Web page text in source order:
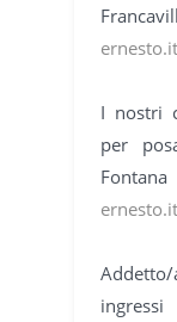
I nostri
per
Fontana
ingressi